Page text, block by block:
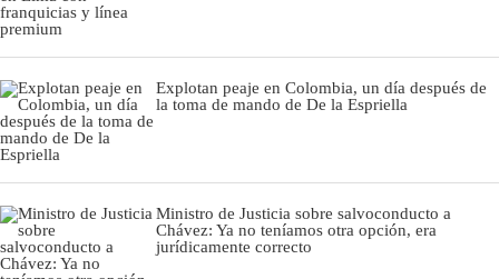
Explotan peaje en Colombia, un día después de
la toma de mando de De la Espriella
Ministro de Justicia sobre salvoconducto a
Chávez: Ya no teníamos otra opción, era
jurídicamente correcto